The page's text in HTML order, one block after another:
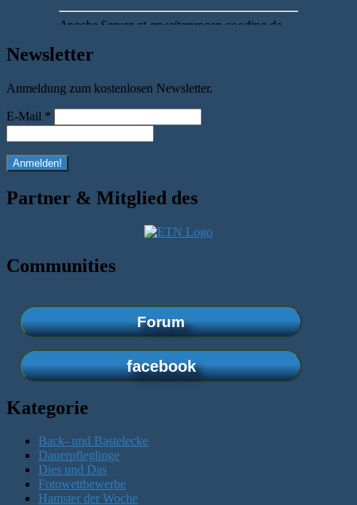
Newsletter
Anmeldung zum kostenlosen Newsletter.
E-Mail *
Partner & Mitglied des
Communities
Forum
facebook
Kategorie
Back- und Bastelecke
Dauerpfleglinge
Dies und Das
Fotowettbewerbe
Hamster der Woche